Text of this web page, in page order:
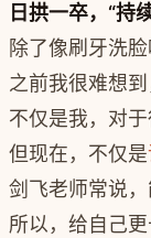
日拱一卒，“持
除了像刷牙洗
之前我很难想
不仅是我，对
但现在，不仅是
剑飞老师常说
所以，给自己